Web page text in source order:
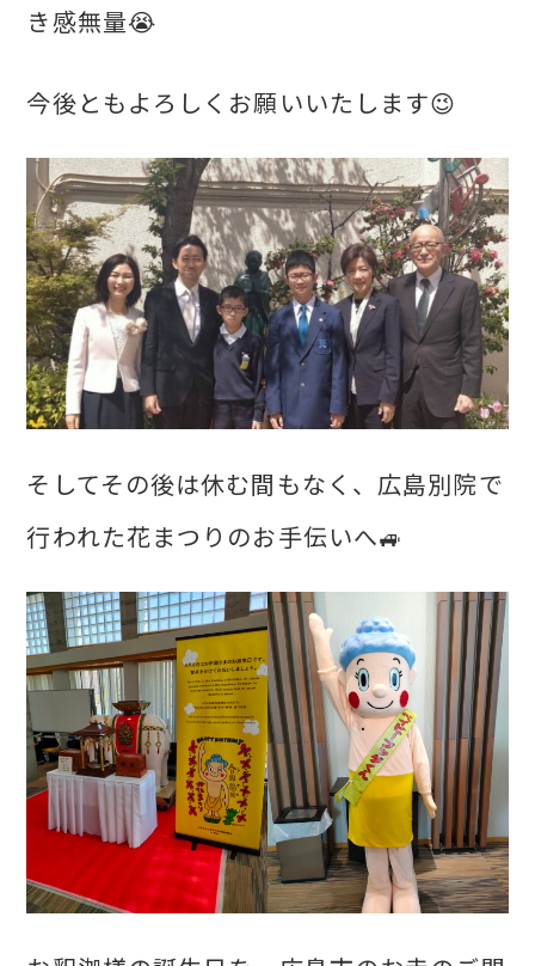
き感無量😭
今後ともよろしくお願いいたします😉
そしてその後は休む間もなく、広島別院で
行われた花まつりのお手伝いへ🚙